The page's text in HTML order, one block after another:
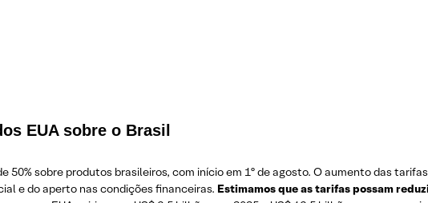
EUA sobre o Brasil
50% sobre produtos brasileiros, com início em 1º de agosto. O aumento das
e do aperto nas condições financeiras. Estimamos que as tarifas possam